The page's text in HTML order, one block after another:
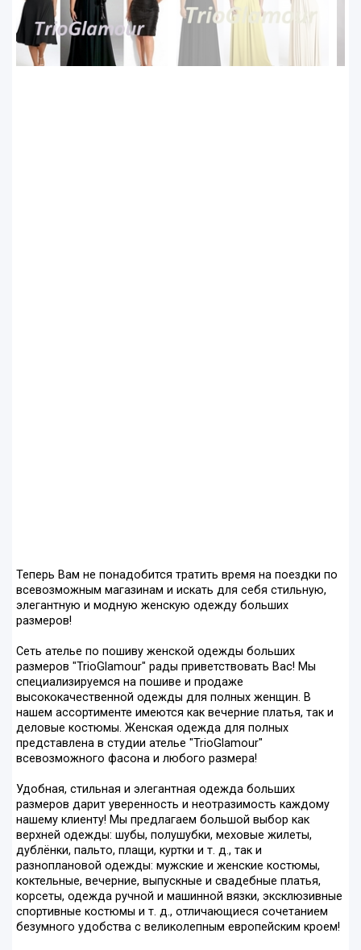
Теперь Вам не понадобится тратить время на поездки по
всевозможным магазинам и искать для себя стильную,
элегантную и модную женскую одежду больших
размеров!
Сеть ателье по пошиву женской одежды больших
размеров "TrioGlamour" рады приветствовать Вас! Мы
специализируемся на пошиве и продаже
высококачественной одежды для полных женщин. В
нашем ассортименте имеются как вечерние платья, так и
деловые костюмы. Женская одежда для полных
представлена в студии ателье "TrioGlamour"
всевозможного фасона и любого размера!
Удобная, стильная и элегантная одежда больших
размеров дарит уверенность и неотразимость каждому
нашему клиенту! Мы предлагаем большой выбор как
верхней одежды: шубы, полушубки, меховые жилеты,
дублёнки, пальто, плащи, куртки и т. д., так и
разноплановой одежды: мужские и женские костюмы,
коктельные, вечерние, выпускные и свадебные платья,
корсеты, одежда ручной и машинной вязки, эксклюзивные
спортивные костюмы и т. д., отличающиеся сочетанием
безумного удобства с великолепным европейским кроем!